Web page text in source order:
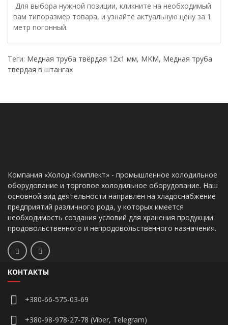
Для выбора нужной позиции, кликните на необходимый
вам типоразмер товара, и узнайте актуальную цену за 1
метр погонный.
Теги: Медная труба твёрдая 12х1 мм, MKM, Медная труба
твердая в штангах
Компания «Холод-Комплект» - промышленное холодильное
оборудование и торговое холодильное оборудование. Наш
основной вид деятельности направлен на хладоснабжение
предприятий различного рода, у которых имеется
необходимость создания условий для хранения продукции
продовольственного и непродовольственного назначения.
КОНТАКТЫ
+380-66-575-03-69
+380-98-978-27-78 (Viber, Telegram)